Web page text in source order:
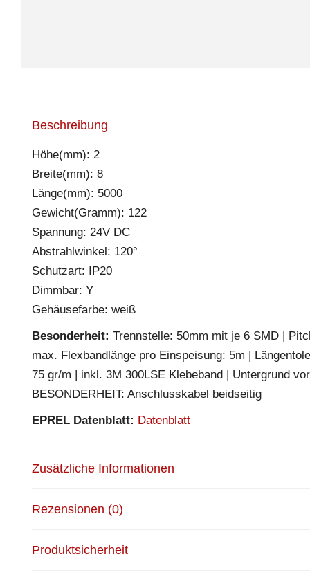
Beschreibung
Höhe(mm): 2
Breite(mm): 8
Länge(mm): 5000
Gewicht(Gramm): 122
Spannung: 24V DC
Abstrahlwinkel: 120°
Schutzart: IP20
Dimmbar: Y
Gehäusefarbe: weiß
Besonderheit: Trennstelle: 50mm mit je 6 SMD |
max. Flexbandlänge pro Einspeisung: 5m |
75 gr/m | inkl. 3M 300LSE Klebeband | Untergrund
BESONDERHEIT: Anschlusskabel beidseitig
EPREL Datenblatt: Datenblatt
Zusätzliche Informationen
Rezensionen (0)
Produktsicherheit